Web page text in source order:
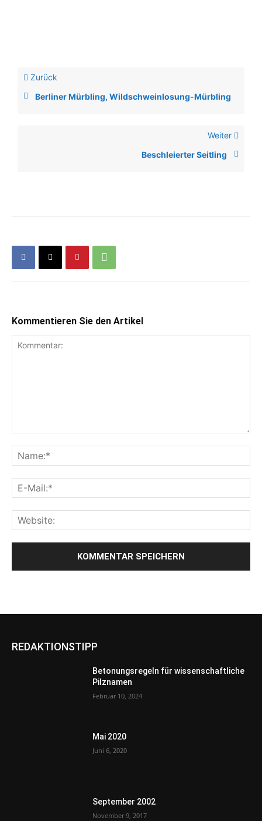
Zurück
Berliner Mürbling, Wildschweinlosung-Mürbling
Weiter
Beschleierter Seitling
Kommentieren Sie den Artikel
REDAKTIONSTIPP
Betonungsregeln für wissenschaftliche
Pilznamen
Februar 10, 2024
Mai 2020
Juni 6, 2020
September 2002
November 9, 2017